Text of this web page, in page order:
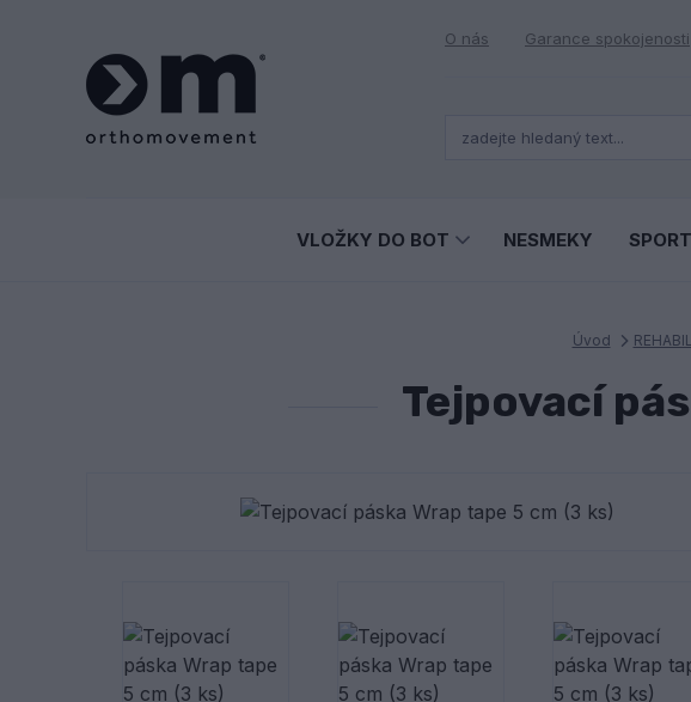
O nás Garance spokojenosti
VLOŽKY DO BOT NESMEKY
Úvod
Tejpovací